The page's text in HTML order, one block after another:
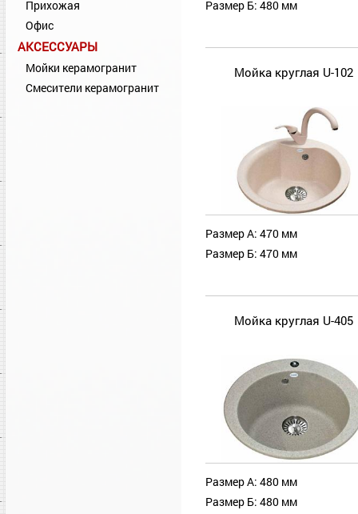
Прихожая
Офис
АКСЕССУАРЫ
Мойки керамогранит
Смесители керамогранит
Размер Б: 480 мм
Мойка круглая U-102
Размер А: 470 мм
Размер Б: 470 мм
Мойка круглая U-405
Размер А: 480 мм
Размер Б: 480 мм